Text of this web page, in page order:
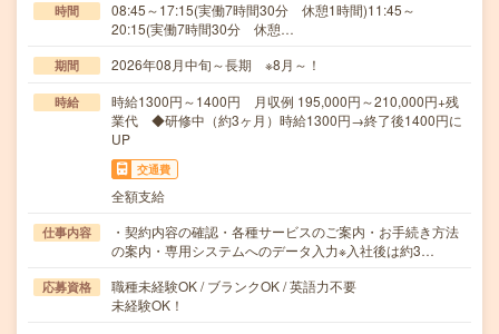
時間
08:45～17:15(実働7時間30分 休憩1時間)11:45～
20:15(実働7時間30分 休憩…
期間 2026年08月中旬～長期 ※8月～！
時給
時給1300円～1400円 月収例 195,000円～210,000円+残
業代 ◆研修中（約3ヶ月）時給1300円→終了後1400円に
UP
交通費
全額支給
仕事内容
・契約内容の確認・各種サービスのご案内・お手続き方法
の案内・専用システムへのデータ入力※入社後は約3…
応募資格
職種未経験OK / ブランクOK / 英語力不要
未経験OK！